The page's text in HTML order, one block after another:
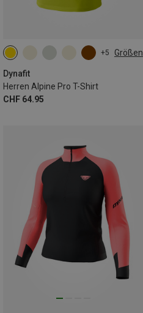
+5 Größen
Dynafit
Herren Alpine Pro T-Shirt
CHF 64.95
S L XXL